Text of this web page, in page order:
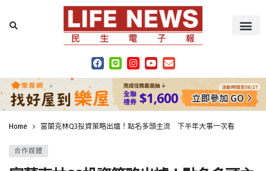
Home 富蘭克林Q3投資策略出爐！點名多頭主流 下半年大事一次看
合作媒體